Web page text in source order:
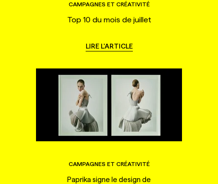
CAMPAGNES ET CRÉATIVITÉ
Top 10 du mois de juillet
LIRE L'ARTICLE
CAMPAGNES ET CRÉATIVITÉ
Paprika signe le design de